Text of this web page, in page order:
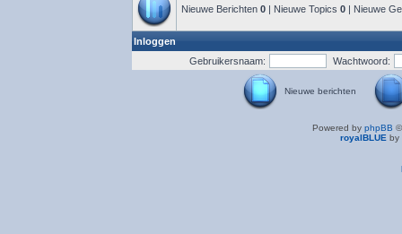
Nieuwe Berichten 0 | Nieuwe Topics 0 | Nieuwe
Inloggen
Gebruikersnaam:
Wachtwoord:
Nieuwe berichten
Powered by phpBB
royalBLUE by